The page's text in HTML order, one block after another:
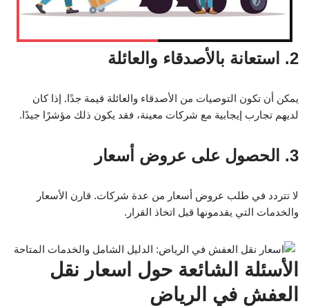
2. استعانة بالأصدقاء والعائلة
يمكن أن تكون التوصيات من الأصدقاء والعائلة قيمة جدًا. إذا كان
لديهم تجارب إيجابية مع شركات معينة، فقد يكون ذلك مؤشرًا جيدًا.
3. الحصول على عروض أسعار
لا تتردد في طلب عروض أسعار من عدة شركات. قارن الأسعار
والخدمات التي يقدمونها قبل اتخاذ القرار.
الأسئلة الشائعة حول اسعار نقل
العفش في الرياض